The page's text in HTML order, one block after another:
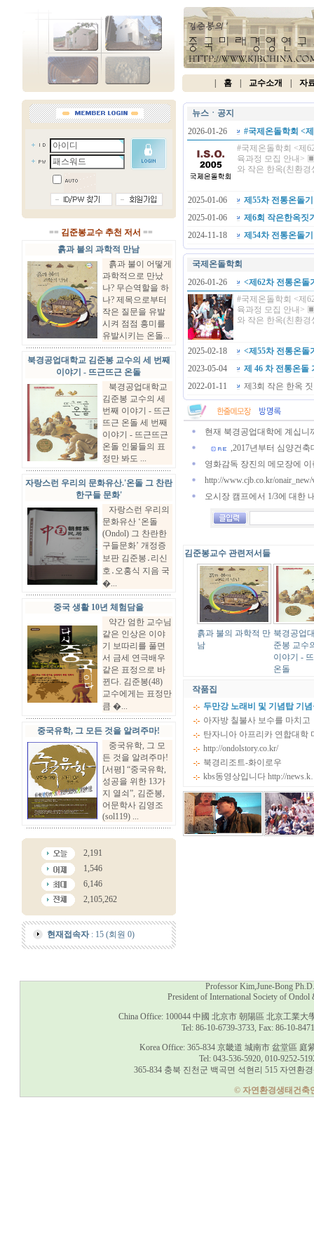
홈 교수소개 자
== 김준봉교수 추천 저서 ==
흙과 불의 과학적 만남
흙과 불이 어떻게
과학적으로 만났
나? 무슨역할을 하
나? 제목으로부터
작은 질문을 유발
시켜 점점 흥미를
유발시키는 온돌...
북경공업대학교 김준봉 교수의 세 번째
이야기 - 뜨근뜨근 온돌
북경공업대학교
김준봉 교수의 세
번째 이야기 - 뜨근
뜨근 온돌 세 번째
이야기 - 뜨근뜨근
온돌 인물들의 표
정만 봐도 ...
자랑스런 우리의 문화유산.'온돌 그 찬란
한구들 문화'
자랑스런 우리의
문화유산 ‘온돌
(Ondol) 그 찬란한
구들문화’ 개정증
보판 김준봉․리신
호․오홍식 지음 국
�...
중국 생활 10년 체험담을
약간 엄한 교수님
같은 인상은 이야
기 보따리를 풀면
서 금세 연극배우
같은 표정으로 바
뀐다. 김준봉(48)
교수에게는 표정만
큼 �...
중국유학, 그 모든 것을 알려주마!
중국유학, 그 모
든 것을 알려주마!
[서평] “중국유학,
성공을 위한 13가
지 열쇠”, 김준봉,
어문학사 김영조
(sol119) ...
2,191
1,546
6,146
2,105,262
현재접속자: 15 (회원 0)
뉴스ㆍ공지
2026-01-26
#국제온돌학회 <
#국제온돌학회 <제
육과정 모집 안내>
와 작은 한옥(친환
2025-01-06
제55차 전통온돌
2025-01-06
제6회 작은한옥짓
2024-11-18
제54차 전통온돌
국제온돌학회
2026-01-26
<제62차 전통온
#국제온돌학회 <제
육과정 모집 안내>
와 작은 한옥(친환
2025-02-18
<제55차 전통온
2023-05-04
제 46 차 전통온돌
2022-01-11
제3회 작은 한옥
김준봉교수 관련저서들
흙과 불의 과학적 만
남
북경공업
준봉 교수
이야기 -
온돌
작품집
두만강 노래비 및 기념탑 기
아자방 칠불사 보수를 마치고
탄자니아 아프리카 연합대학
http://ondolstory.co.kr/
북경리조트-화이로우
kbs동영상입니다 http://
Professor Kim,June-Bong
President of International Society of Ondol
China Office: 100044 中國 北京市 朝陽區 北京工業
Tel: 86-10-6739-3733, Fax: 86-10-
Korea Office: 365-834 京畿道 城南市 盆堂區
Tel: 043-536-5920, 010-9252-
365-834 충북 진천군 백곡면 석현리 515 자연환경
© 자연환경생태건축